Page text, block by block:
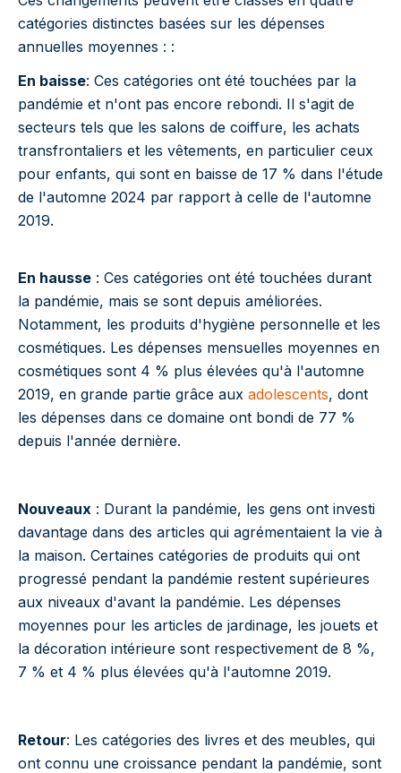
catégories distinctes basées sur les dépenses
annuelles moyennes : :
En baisse: Ces catégories ont été touchées par la
pandémie et n'ont pas encore rebondi. Il s'agit de
secteurs tels que les salons de coiffure, les achats
transfrontaliers et les vêtements, en particulier ceux
pour enfants, qui sont en baisse de 17 % dans l'étude
de l'automne 2024 par rapport à celle de l'automne
2019.
En hausse : Ces catégories ont été touchées durant
la pandémie, mais se sont depuis améliorées.
Notamment, les produits d'hygiène personnelle et les
cosmétiques. Les dépenses mensuelles moyennes en
cosmétiques sont 4 % plus élevées qu'à l'automne
2019, en grande partie grâce aux adolescents, dont
les dépenses dans ce domaine ont bondi de 77 %
depuis l'année dernière.
Nouveaux : Durant la pandémie, les gens ont investi
davantage dans des articles qui agrémentaient la vie à
la maison. Certaines catégories de produits qui ont
progressé pendant la pandémie restent supérieures
aux niveaux d'avant la pandémie. Les dépenses
moyennes pour les articles de jardinage, les jouets et
la décoration intérieure sont respectivement de 8 %,
7 % et 4 % plus élevées qu'à l'automne 2019.
Retour: Les catégories des livres et des meubles, qui
ont connu une croissance pendant la pandémie, sont